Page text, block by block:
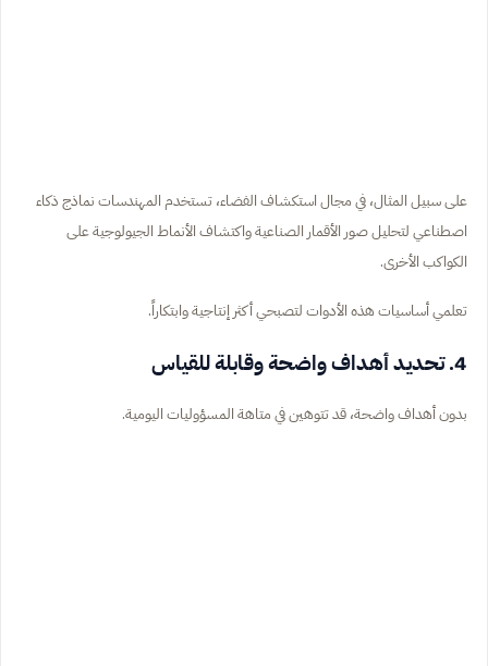
على سبيل المثال، في مجال استكشاف الفضاء، تستخدم المهندسات نماذج ذكاء
اصطناعي لتحليل صور الأقمار الصناعية واكتشاف الأنماط الجيولوجية على
الكواكب الأخرى.
تعلمي أساسيات هذه الأدوات لتصبحي أكثر إنتاجية وابتكاراً.
4. تحديد أهداف واضحة وقابلة للقياس
بدون أهداف واضحة، قد تتوهين في متاهة المسؤوليات اليومية.